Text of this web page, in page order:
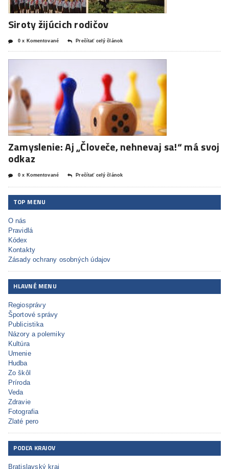
Siroty žijúcich rodičov
0 x Komentované Prečítať celý článok
Zamyslenie: Aj „Človeče, nehnevaj sa!“ má svoj
odkaz
0 x Komentované Prečítať celý článok
TOP MENU
O nás
Pravidlá
Kódex
Kontakty
Zásady ochrany osobných údajov
HLAVNÉ MENU
Regiosprávy
Športové správy
Publicistika
Názory a polemiky
Kultúra
Umenie
Hudba
Zo škôl
Príroda
Veda
Zdravie
Fotografia
Zlaté pero
PODĽA KRAJOV
Bratislavský kraj